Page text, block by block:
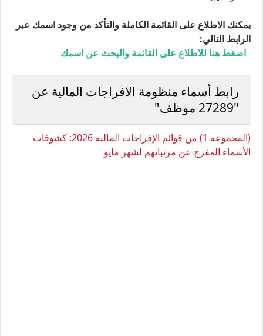
يمكنك الاطلاع على القائمة الكاملة والتأكد من وجود اسمك عبر
الرابط التالي:
اضغط هنا للاطلاع على القائمة والبحث عن اسمك
رابط أسماء منظومة الافراجات المالية عن
"27289 موظف"
(المجموعة 1) من قوائم الإفراجات المالية 2026: كشوفات
الأسماء المفرج عن مرتباتهم لشهر مايو